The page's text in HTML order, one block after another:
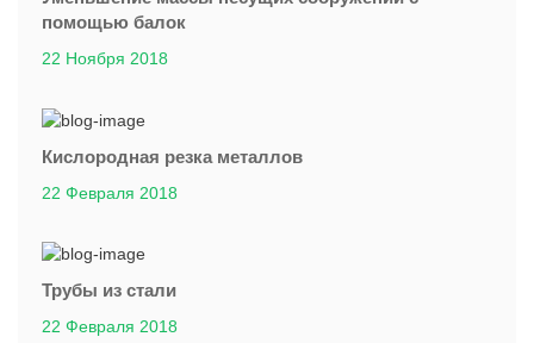
помощью балок
22 Ноября 2018
Кислородная резка металлов
22 Февраля 2018
Трубы из стали
22 Февраля 2018